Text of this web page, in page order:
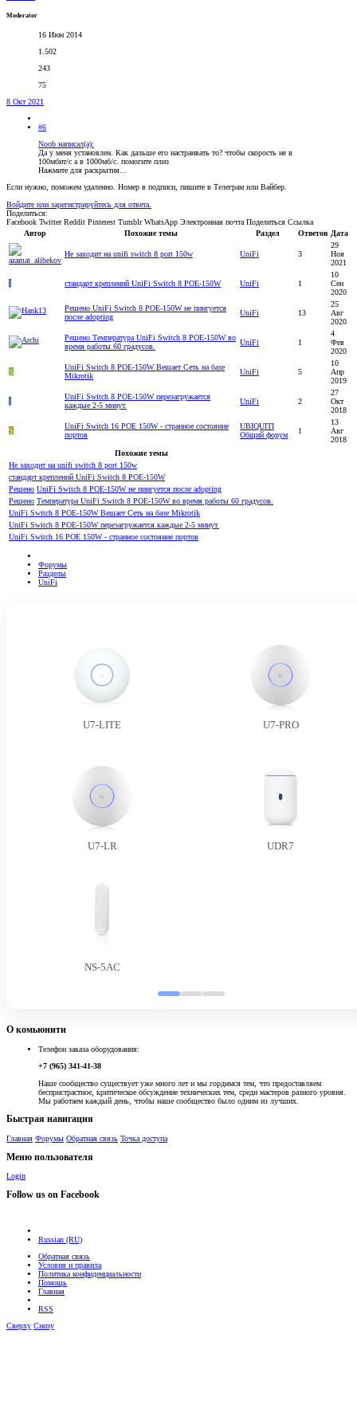
Moderator
16 Июн 2014
1.502
243
75
8 Окт 2021
#6
Noob написал(а):
Да у меня установлен. Как дальше его настраивать то? чтобы скорость не в
100мбит/с а в 1000мб/с. помогите плиз
Нажмите для раскрытия...
Если нужно, поможем удаленно. Номер в подписи, пишите в Телеграм или Вайбер.
Войдите или зарегистрируйтесь для ответа.
Поделиться:
Facebook Twitter Reddit Pinterest Tumblr WhatsApp Электронная почта Поделиться Ссылка
Автор
Похожие темы Раздел Ответов Дата
Не заходит на unifi switch 8 port 150w UniFi 3
29
Ноя
2021
I стандарт креплений UniFi Switch 8 POE-150W UniFi 1
10
Сен
2020
Решено UniFi Switch 8 POE-150W не пингуется
после adopting
UniFi 13
25
Авг
2020
Решено Температура UniFi Switch 8 POE-150W во
время работы 60 градусов.
UniFi 1
4
Фев
2020
S
UniFi Switch 8 POE-150W Вешает Сеть на базе
Mikrotik
UniFi 5
10
Апр
2019
I
UniFi Switch 8 POE-150W перезагружается
каждые 2-5 минут.
UniFi 2
27
Окт
2018
S
UniFi Switch 16 POE 150W - странное состояние
портов
UBIQUITI
Общий форум
1
13
Авг
2018
Похожие темы
Не заходит на unifi switch 8 port 150w
стандарт креплений UniFi Switch 8 POE-150W
Решено UniFi Switch 8 POE-150W не пингуется после adopting
Решено Температура UniFi Switch 8 POE-150W во время работы 60 градусов.
UniFi Switch 8 POE-150W Вешает Сеть на базе Mikrotik
UniFi Switch 8 POE-150W перезагружается каждые 2-5 минут.
UniFi Switch 16 POE 150W - странное состояние портов
Форумы
Разделы
UniFi
U7-LITE U7-PRO
U7-LR UDR7
NS-5AC
О комьюнити
Телефон заказа оборудования:
+7 (965) 341-41-38
Наше сообщество существует уже много лет и мы гордимся тем, что предоставляем
беспристрастное, критическое обсуждение технических тем, среди мастеров разного уровня.
Мы работаем каждый день, чтобы наше сообщество было одним из лучших.
Быстрая навигация
Главная Форумы Обратная связь Точка доступа
Меню пользователя
Login
Follow us on Facebook
Russian (RU)
Обратная связь
Условия и правила
Политика конфиденциальности
Помощь
Главная
RSS
Сверху Снизу